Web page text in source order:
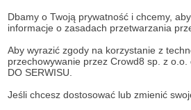
Dbamy o Twoją prywatność i chcemy,
informacje o zasadach przetwarzania
Aby wyrazić zgody na korzystanie z
przechowywanie przez Crowd8 sp. z
DO SERWISU.
Jeśli chcesz dostosować lub zmienić
Jacek
CEO and